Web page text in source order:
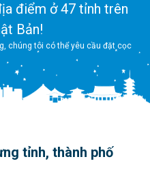
điểm ở 47 tỉnh trên
Bản!
chúng tôi có thể yêu cầu đặt cọc
tỉnh, thành phố